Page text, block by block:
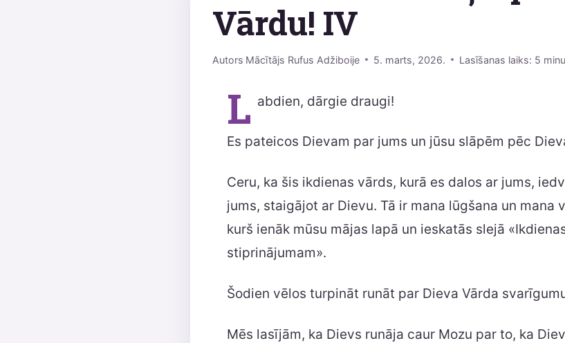
Vārdu! IV
Autors Mācītājs Rufus Adžiboije 5. marts, 2026. Lasīšanas laiks: 5
L abdien, dārgie draugi!
Es pateicos Dievam par jums un jūsu slāpēm pēc
Ceru, ka šis ikdienas vārds, kurā es dalos ar jums,
jums, staigājot ar Dievu. Tā ir mana lūgšana un mana
kurš ienāk mūsu mājas lapā un ieskatās slejā
stiprinājumam».
Šodien vēlos turpināt runāt par Dieva Vārda
Mēs lasījām, ka Dievs runāja caur Mozu par to, ka